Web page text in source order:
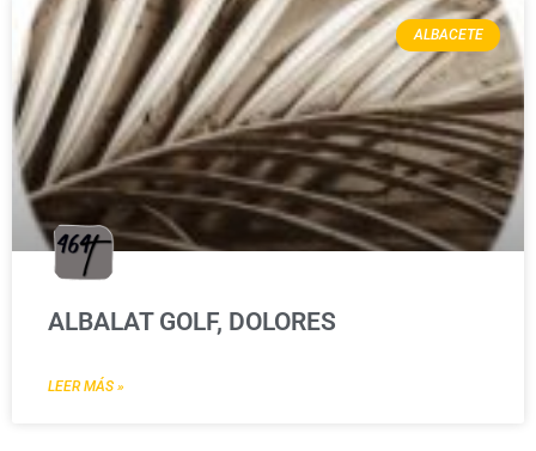
ALBACETE
ALBALAT GOLF, DOLORES
LEER MÁS »